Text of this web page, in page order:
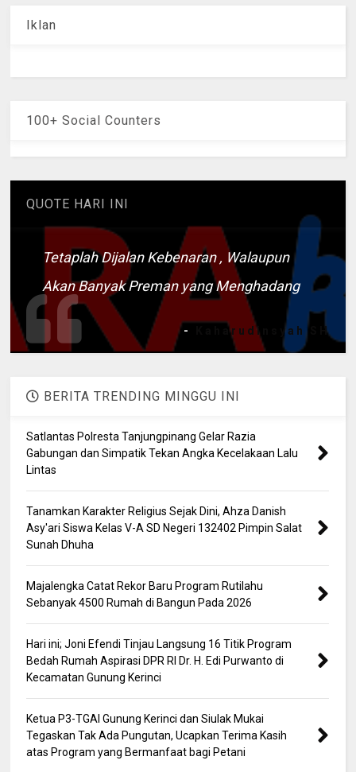
Iklan
100+ Social Counters
QUOTE HARI INI
Tetaplah Dijalan Kebenaran , Walaupun
Akan Banyak Preman yang Menghadang
- Kaharudinsyah SH
BERITA TRENDING MINGGU INI
Satlantas Polresta Tanjungpinang Gelar Razia
Gabungan dan Simpatik Tekan Angka Kecelakaan Lalu
Lintas
Tanamkan Karakter Religius Sejak Dini, Ahza Danish
Asy'ari Siswa Kelas V-A SD Negeri 132402 Pimpin Salat
Sunah Dhuha
Majalengka Catat Rekor Baru Program Rutilahu
Sebanyak 4500 Rumah di Bangun Pada 2026
Hari ini; Joni Efendi Tinjau Langsung 16 Titik Program
Bedah Rumah Aspirasi DPR RI Dr. H. Edi Purwanto di
Kecamatan Gunung Kerinci
Ketua P3-TGAI Gunung Kerinci dan Siulak Mukai
Tegaskan Tak Ada Pungutan, Ucapkan Terima Kasih
atas Program yang Bermanfaat bagi Petani